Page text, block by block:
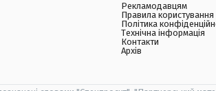
Рекламодавцям
Правила користування
Політика
Технічна інформація
Контакти
Архів